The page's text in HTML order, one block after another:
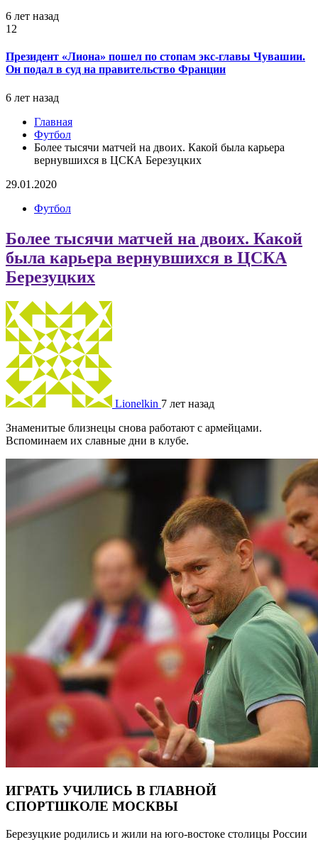
6 лет назад
12
Президент «Лиона» пошел по стопам экс-главы Чувашии.
Он подал в суд на правительство Франции
6 лет назад
Главная
Футбол
Более тысячи матчей на двоих. Какой была карьера
вернувшихся в ЦСКА Березуцких
29.01.2020
Футбол
Более тысячи матчей на двоих. Какой
была карьера вернувшихся в ЦСКА
Березуцких
Lionelkin 7 лет назад
Знаменитые близнецы снова работают с армейцами.
Вспоминаем их славные дни в клубе.
ИГРАТЬ УЧИЛИСЬ В ГЛАВНОЙ
СПОРТШКОЛЕ МОСКВЫ
Березуцкие родились и жили на юго-востоке столицы России